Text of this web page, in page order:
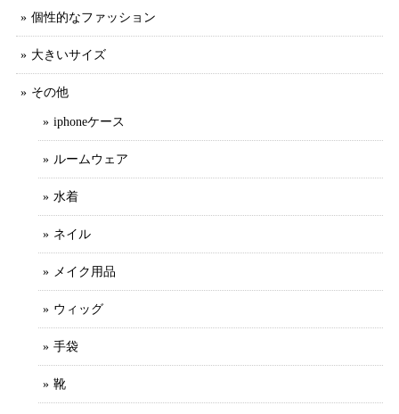
個性的なファッション
大きいサイズ
その他
iphoneケース
ルームウェア
水着
ネイル
メイク用品
ウィッグ
手袋
靴